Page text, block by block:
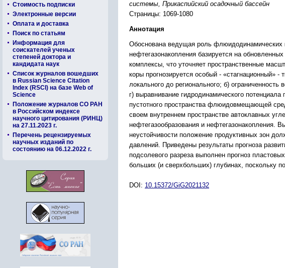
Стоимость подписки
Электронные версии
Оплата и доставка
Поиск по статьям
Информация для
соискателей ученых
степеней доктора и
кандидата наук
Список журналов вошедших
в Russian Science Citation
Index (RSCI) на базе Web of
Science
Положение журналов СО РАН
в Российском индексе
научного цитирования (РИНЦ)
на 27.11.2023 г.
Перечень рецензируемых
научных изданий по
состоянию на 06.12.2022 г.
системы, Прикаспийский осадочный бассейн
Страницы: 1069-1080
Аннотация
Обоснована ведущая роль флюидодинамических
нефтегазонакопления базируется на
комплексы, что уточняет пространственные
коры прогнозируется особый - «стагнационный»
локального до регионального; б)
г) выравнивание гидродинамического
пустотного пространства флюидовмещающей
своем внутреннем пространстве автоклавных
нефтегазообразования и нефтегазонакопления.
неустойчивости положение продуктивных зон
давлений. Приведены результаты прогноза
подсолевого разреза выполнен прогноз
больших (и сверхбольших) глубинах, поскольку
DOI: 10.15372/GiG2021132